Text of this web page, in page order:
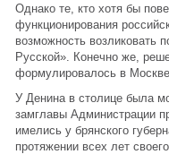
Однако те, кто хотя бы
функционирования
возможность возликовать
Русской». Конечно же,
формулировалось в
У Денина в столице была
замглавы Администрации
имелись у брянского
протяжении всех лет